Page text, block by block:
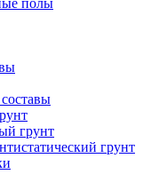
полы
грунт
грунт